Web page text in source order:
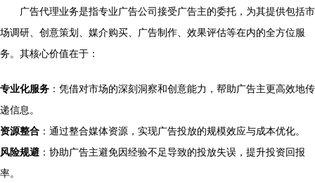
广告代理业务是指专业广告公司接受广告主的委托，为其提供包括市
场调研、创意策划、媒介购买、广告制作、效果评估等在内的全方位服
务。其核心价值在于：
专业化服务 ：凭借对市场的深刻洞察和创意能力，帮助广告主更高效地传
递信息。
资源整合 ：通过整合媒体资源，实现广告投放的规模效应与成本优化。
风险规避 ：协助广告主避免因经验不足导致的投放失误，提升投资回报
率。